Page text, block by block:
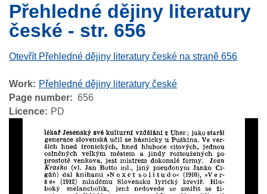
Přehledné dějiny literatury
české - str. 656
Otevřít Přehledné dějiny literatury české na straně 656
Work
Přehledné dějiny literatury české
Page number
656
Licence
PD